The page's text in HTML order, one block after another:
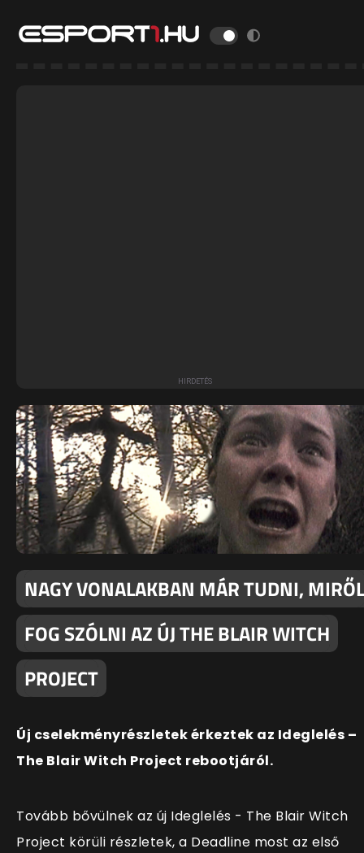
NAGY VONALAKBAN MÁR TUDNI, MIRŐL
FOG SZÓLNI AZ ÚJ THE BLAIR WITCH
PROJECT
Új cselekményrészletek érkeztek az Ideglelés –
The Blair Witch Project rebootjáról.
Tovább bővülnek az új Ideglelés - The Blair Witch
Project körüli részletek, a Deadline most az első